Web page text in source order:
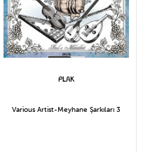
Various Artist-Meyhane Şarkıları 3